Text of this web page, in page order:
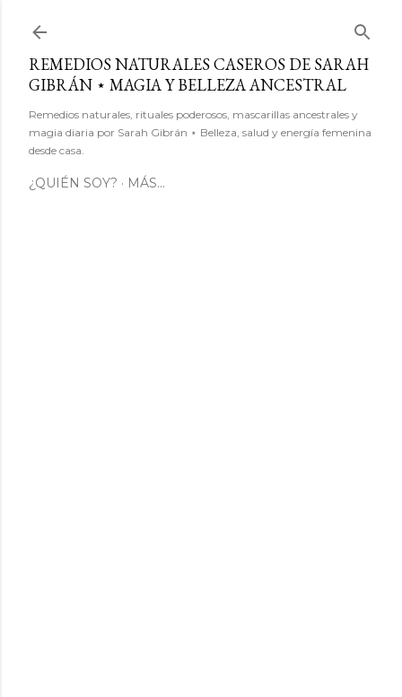
REMEDIOS NATURALES CASEROS DE SARAH
GIBRÁN ⋆ MAGIA Y BELLEZA ANCESTRAL
Remedios naturales, rituales poderosos, mascarillas ancestrales y
magia diaria por Sarah Gibrán ⋆ Belleza, salud y energía femenina
desde casa.
¿QUIÉN SOY? MÁS…